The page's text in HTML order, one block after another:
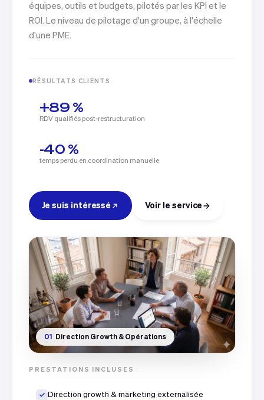
équipes, outils et budgets, pilotés par les KPI et le
ROI. Le niveau de pilotage d'un groupe, à l'échelle
d'une PME.
RÉSULTATS CLIENTS
+89 %
RDV qualifiés post-restructuration
-40 %
temps perdu en coordination manuelle
Je suis intéressé Voir le service
01 Direction Growth & Opérations
PRESTATIONS INCLUSES
Direction growth & marketing externalisée